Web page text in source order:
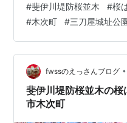
#斐伊川堤防桜並木 #桜
#木次町 #三刀屋城址公
fwssのえっさんブログ •
斐伊川堤防桜並木の
市木次町